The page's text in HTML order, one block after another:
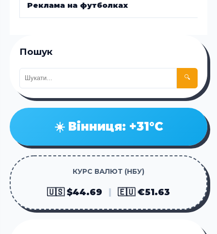
Реклама на футболках
Пошук
🔍
☀️ Вінниця: +31°C
КУРС ВАЛЮТ (НБУ)
🇺🇸 $44.69 🇪🇺 €51.63